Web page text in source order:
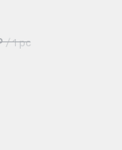
/ 1 pc